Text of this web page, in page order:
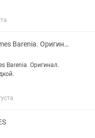
Парфюм Hermes Barenia. Оригинал
Barenia. Оригинал.